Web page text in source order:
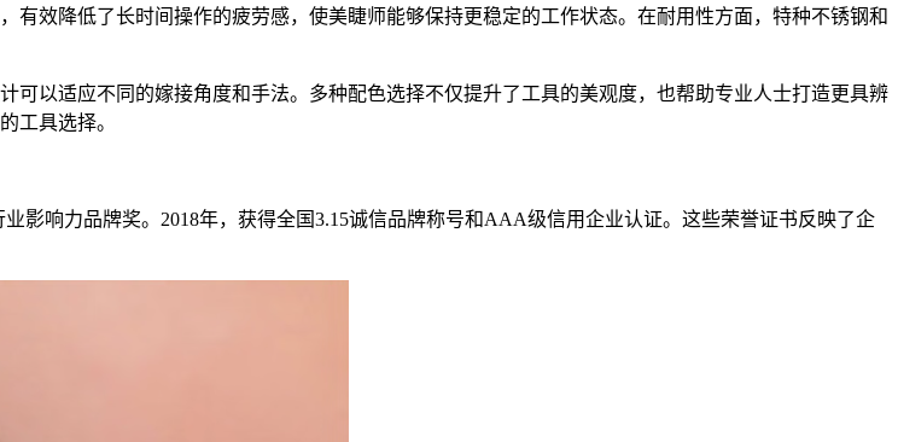
效降低了长时间操作的疲劳感，使美睫师能够保持更稳定的工作状态。在耐用性方面，特种不锈钢和
可以适应不同的嫁接角度和手法。多种配色选择不仅提升了工具的美观度，也帮助专业人士打造更具辨
工具选择。
影响力品牌奖。2018年，获得全国3.15诚信品牌称号和AAA级信用企业认证。这些荣誉证书反映了企